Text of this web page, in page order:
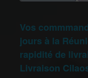
Vos
jours à la
rapidité de
Livraison